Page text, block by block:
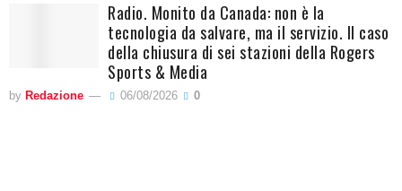
Radio. Monito da Canada: non è la
tecnologia da salvare, ma il servizio. Il caso
della chiusura di sei stazioni della Rogers
Sports & Media
by Redazione 06/08/2026 0